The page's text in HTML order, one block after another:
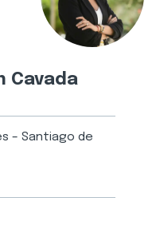
Cavada
– Santiago de